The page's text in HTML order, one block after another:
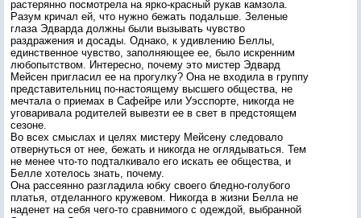
растерянно посмотрела на ярко-красный рукав камзола.
Разум кричал ей, что нужно бежать подальше. Зеленые
глаза Эдварда должны были вызывать чувство
раздражения и досады. Однако, к удивлению Беллы,
единственное чувство, заполняющее ее, было искренним
любопытством. Интересно, почему это мистер Эдвард
Мейсен пригласил ее на прогулку? Она не входила в группу
представительниц по-настоящему высшего общества, не
мечтала о приемах в Сафейре или Уэсспорте, никогда не
уговаривала родителей вывезти ее в свет в предстоящем
сезоне.
Во всех смыслах и целях мистеру Мейсену следовало
отвернуться от нее, бежать и никогда не оглядываться. Тем
не менее что-то подталкивало его искать ее общества, и
Белле хотелось знать, почему.
Она рассеянно разгладила юбку своего бледно-голубого
платья, отделанного кружевом. Никогда в жизни Белла не
наденет на себя чего-то сравнимого с одеждой, выбранной